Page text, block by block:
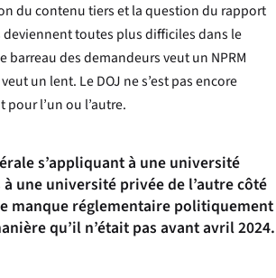
du contenu tiers et la question du rapport
deviennent toutes plus difficiles dans le
barreau des demandeurs veut un NPRM
un lent. Le DOJ ne s’est pas encore
l’un ou l’autre.
s’appliquant à une université
à une université privée de l’autre côté
manque réglementaire politiquement
qu’il n’était pas avant avril 2024.